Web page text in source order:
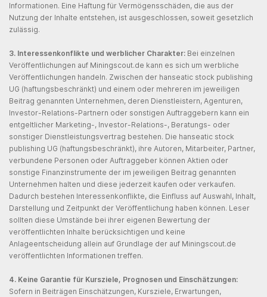
Informationen. Eine Haftung für Vermögensschäden, die aus der
Nutzung der Inhalte entstehen, ist ausgeschlossen, soweit gesetzlich
zulässig.
3. Interessenkonflikte und werblicher Charakter: Bei einzelnen
Veröffentlichungen auf Miningscout.de kann es sich um werbliche
Veröffentlichungen handeln. Zwischen der hanseatic stock publishing
UG (haftungsbeschränkt) und einem oder mehreren im jeweiligen
Beitrag genannten Unternehmen, deren Dienstleistern, Agenturen,
Investor-Relations-Partnern oder sonstigen Auftraggebern kann ein
entgeltlicher Marketing-, Investor-Relations-, Beratungs- oder
sonstiger Dienstleistungsvertrag bestehen. Die hanseatic stock
publishing UG (haftungsbeschränkt), ihre Autoren, Mitarbeiter, Partner,
verbundene Personen oder Auftraggeber können Aktien oder
sonstige Finanzinstrumente der im jeweiligen Beitrag genannten
Unternehmen halten und diese jederzeit kaufen oder verkaufen.
Dadurch bestehen Interessenkonflikte, die Einfluss auf Auswahl, Inhalt,
Darstellung und Zeitpunkt der Veröffentlichung haben können. Leser
sollten diese Umstände bei ihrer eigenen Bewertung der
veröffentlichten Inhalte berücksichtigen und keine
Anlageentscheidung allein auf Grundlage der auf Miningscout.de
veröffentlichten Informationen treffen.
4. Keine Garantie für Kursziele, Prognosen und Einschätzungen:
Sofern in Beiträgen Einschätzungen, Kursziele, Erwartungen,